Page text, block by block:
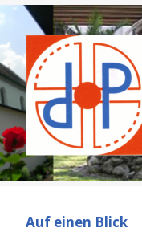
Auf einen Blick